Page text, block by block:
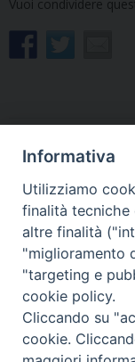
Vuoi condividere
Zona rossa:
alla catechesi in
Restano aperte le
celebrazioni
Informativa
Utilizziamo
finalità tecniche
altre finalità
"miglioramento
"targeting e
cookie policy.
Cliccando su
cookie.